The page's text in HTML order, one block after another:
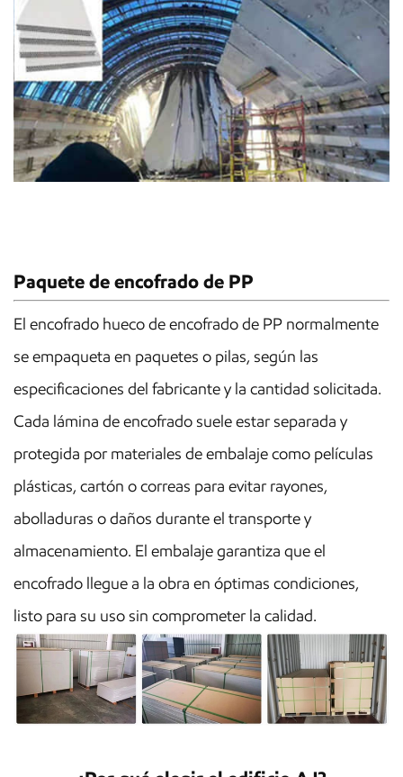
Paquete de encofrado de PP
El encofrado hueco de encofrado de PP normalmente
se empaqueta en paquetes o pilas, según las
especificaciones del fabricante y la cantidad solicitada.
Cada lámina de encofrado suele estar separada y
protegida por materiales de embalaje como películas
plásticas, cartón o correas para evitar rayones,
abolladuras o daños durante el transporte y
almacenamiento. El embalaje garantiza que el
encofrado llegue a la obra en óptimas condiciones,
listo para su uso sin comprometer la calidad.